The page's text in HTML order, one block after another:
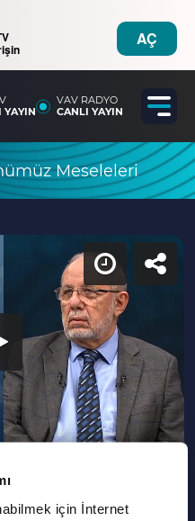
için İnternet
AÇ
YAYIN
VAV RADYO
CANLI YAYIN
Meseleleri
Tüm Podcastleri